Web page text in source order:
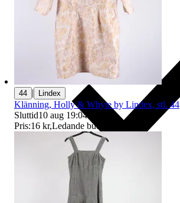
44 | Lindex
Klänning, Holly & Whyte by Lindex, stl. 44
Sluttid10 aug 19:04
Pris:16 kr,Ledande bud